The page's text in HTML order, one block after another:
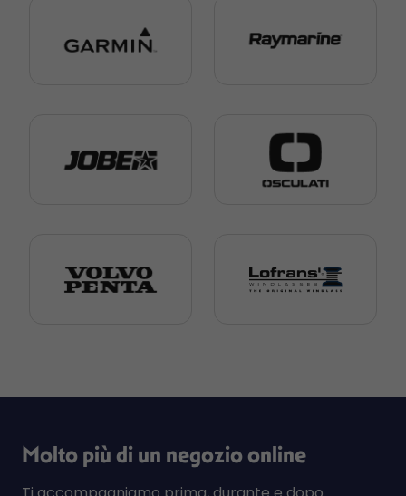
Molto più di un negozio online